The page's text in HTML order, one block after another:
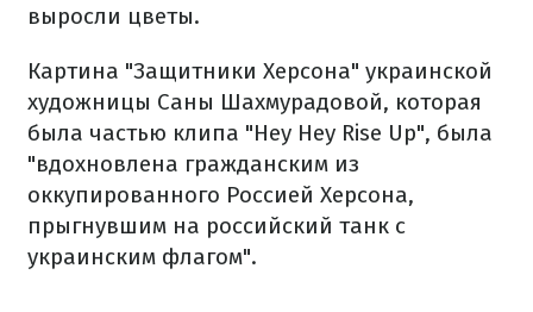
выросли цветы.
Картина "Защитники Херсона" украинской
художницы Саны Шахмурадовой, которая
была частью клипа "Hey Hey Rise Up", была
"вдохновлена гражданским из
оккупированного Россией Херсона,
прыгнувшим на российский танк с
украинским флагом".